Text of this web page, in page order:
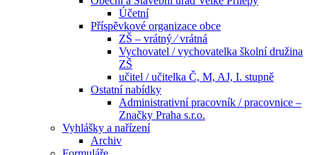
Účetní
Příspěvkové organizace obce
ZŠ – vrátný ⁄ vrátná
Vychovatel / vychovatelka školní družina
ZŠ
učitel / učitelka Č, M, AJ, I. stupně
Ostatní nabídky
Administrativní pracovník / pracovnice –
Značky Praha s.r.o.
Vyhlášky a nařízení
Archiv